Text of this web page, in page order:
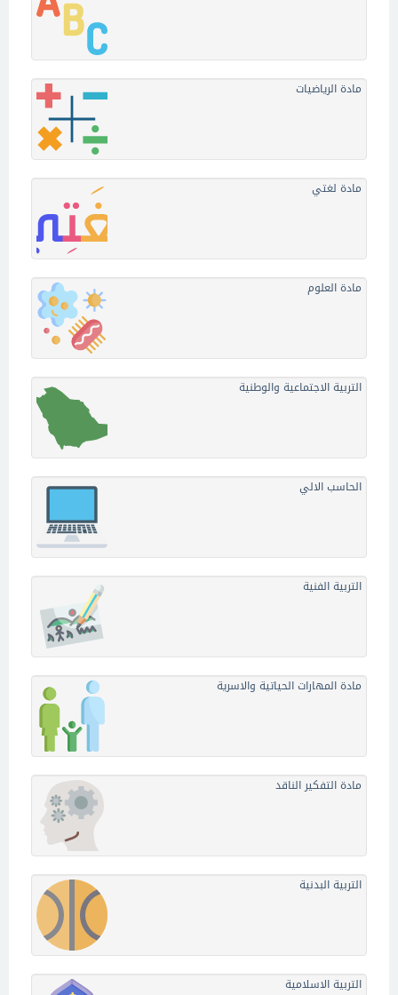
مادة الرياضيات
مادة لغتي
مادة العلوم
التربية الاجتماعية والوطنية
الحاسب الالي
التربية الفنية
مادة المهارات الحياتية والاسرية
مادة التفكير الناقد
التربية البدنية
التربية الاسلامية